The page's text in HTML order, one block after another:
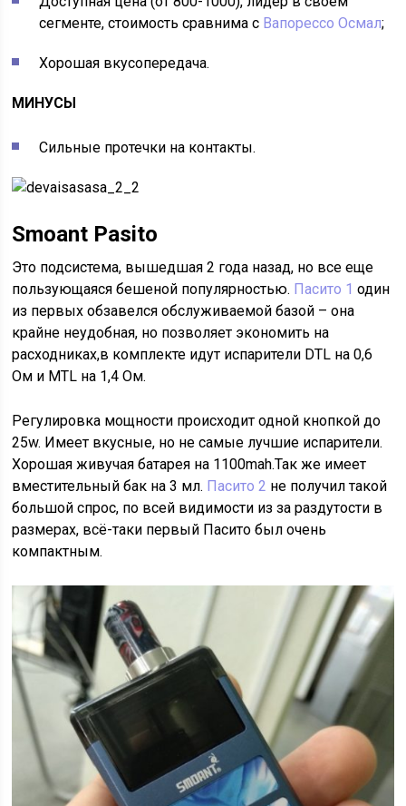
сегменте, стоимость сравнима с Вапорессо Осмал;
Хорошая вкусопередача.
МИНУСЫ
Сильные протечки на контакты.
Smoant Pasito
Это подсистема, вышедшая 2 года назад, но все еще
пользующаяся бешеной популярностью. Пасито 1 один
из первых обзавелся обслуживаемой базой – она
крайне неудобная, но позволяет экономить на
расходниках,в комплекте идут испарители DTL на 0,6
Ом и MTL на 1,4 Ом.
Регулировка мощности происходит одной кнопкой до
25w. Имеет вкусные, но не самые лучшие испарители.
Хорошая живучая батарея на 1100mah.Так же имеет
вместительный бак на 3 мл. Пасито 2 не получил такой
большой спрос, по всей видимости из за раздутости в
размерах, всё-таки первый Пасито был очень
компактным.